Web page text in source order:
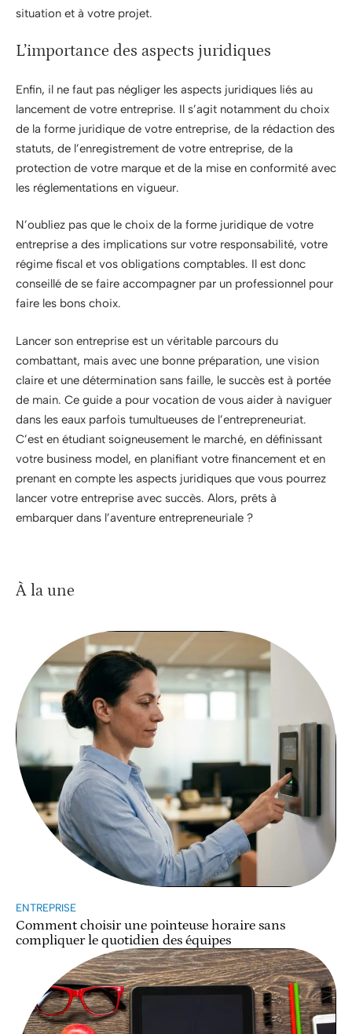
situation et à votre projet.
L’importance des aspects juridiques
Enfin, il ne faut pas négliger les aspects juridiques liés au
lancement de votre entreprise. Il s’agit notamment du choix
de la forme juridique de votre entreprise, de la rédaction des
statuts, de l’enregistrement de votre entreprise, de la
protection de votre marque et de la mise en conformité avec
les réglementations en vigueur.
N’oubliez pas que le choix de la forme juridique de votre
entreprise a des implications sur votre responsabilité, votre
régime fiscal et vos obligations comptables. Il est donc
conseillé de se faire accompagner par un professionnel pour
faire les bons choix.
Lancer son entreprise est un véritable parcours du
combattant, mais avec une bonne préparation, une vision
claire et une détermination sans faille, le succès est à portée
de main. Ce guide a pour vocation de vous aider à naviguer
dans les eaux parfois tumultueuses de l’entrepreneuriat.
C’est en étudiant soigneusement le marché, en définissant
votre business model, en planifiant votre financement et en
prenant en compte les aspects juridiques que vous pourrez
lancer votre entreprise avec succès. Alors, prêts à
embarquer dans l’aventure entrepreneuriale ?
À la une
ENTREPRISE
Comment choisir une pointeuse horaire sans
compliquer le quotidien des équipes